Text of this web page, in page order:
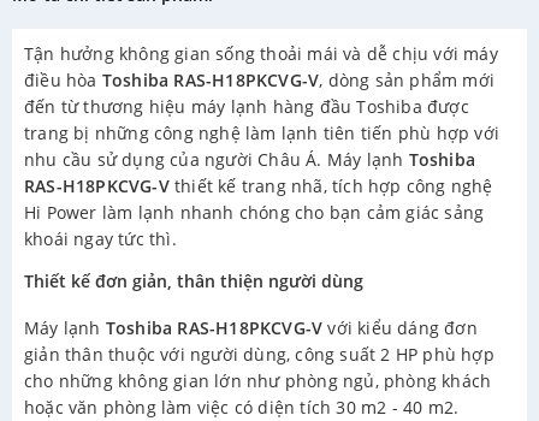
Tận hưởng không gian sống thoải mái và dễ chịu với máy
điều hòa Toshiba RAS-H18PKCVG-V, dòng sản phẩm mới
đến từ thương hiệu máy lạnh hàng đầu Toshiba được
trang bị những công nghệ làm lạnh tiên tiến phù hợp với
nhu cầu sử dụng của người Châu Á. Máy lạnh Toshiba
RAS-H18PKCVG-Vthiết kế trang nhã, tích hợp công nghệ
Hi Power làm lạnh nhanh chóng cho bạn cảm giác sảng
khoái ngay tức thì.
Thiết kế đơn giản, thân thiện người dùng
Máy lạnh Toshiba RAS-H18PKCVG-V với kiểu dáng đơn
giản thân thuộc với người dùng, công suất 2 HP phù hợp
cho những không gian lớn như phòng ngủ, phòng khách
hoặc văn phòng làm việc có diện tích 30 m2 - 40 m2.